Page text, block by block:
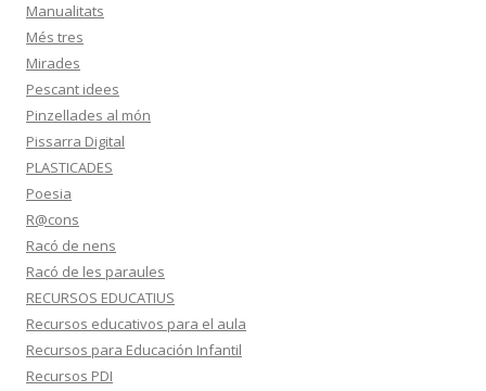
Manualitats
Més tres
Mirades
Pescant idees
Pinzellades al món
Pissarra Digital
PLASTICADES
Poesia
R@cons
Racó de nens
Racó de les paraules
RECURSOS EDUCATIUS
Recursos educativos para el aula
Recursos para Educación Infantil
Recursos PDI